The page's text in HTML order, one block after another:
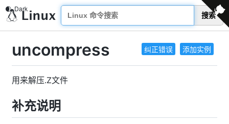
搜索
纠正错误 添加实例
uncompress
用来解压.Z文件
补充说明